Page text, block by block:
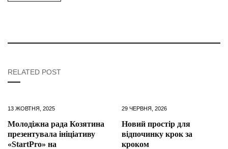
RELATED POST
13 ЖОВТНЯ, 2025
Молодіжна рада Козятина
презентувала ініціативу
«StartPro» на
29 ЧЕРВНЯ, 2026
Новий простір для
відпочинку крок за
кроком